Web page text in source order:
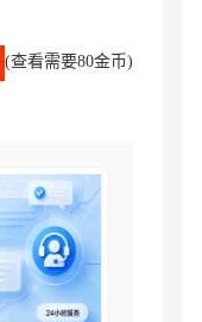
(查看需要80金币)